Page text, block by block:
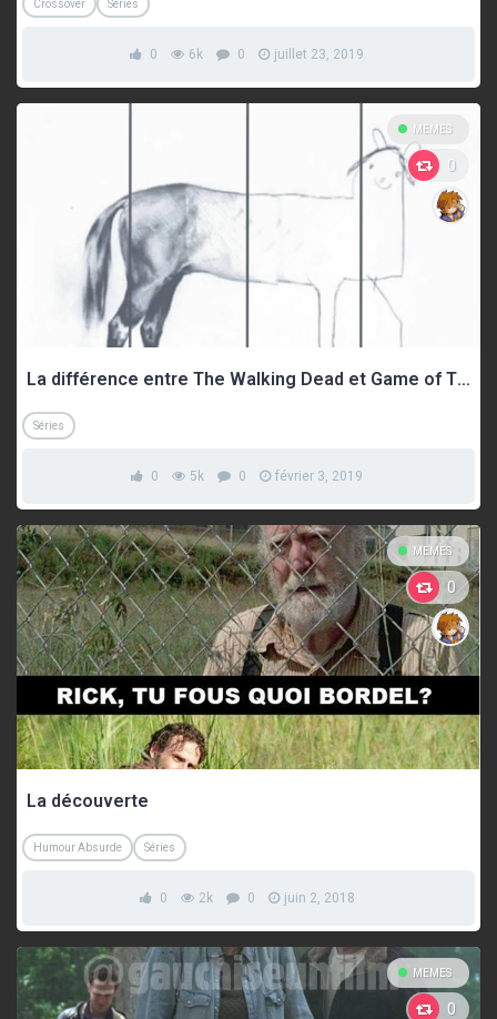
Crossover Séries
0 6k 0 juillet 23, 2019
MEMES
0
La différence entre The Walking Dead et Game of Thrones
Séries
0 5k 0 février 3, 2019
MEMES
0
La découverte
Humour Absurde Séries
0 2k 0 juin 2, 2018
MEMES
0